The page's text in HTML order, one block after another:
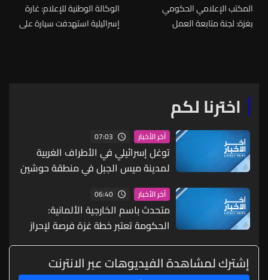
المكتب الإعلامي الحكومي
بغزة: لجنة متابعة العمل
الوكالة الوطنية للإعلام: غارة
إسرائيلية استهدفت سيارة على
اخترنا لكم
آخر الأخبار 07:03
توغل إسرائيلي في الأطراف الغربية
لمدينة ميس الجبل في منطقة حوشين
بالتزامن مع قصف مدفعي استهدف
أحد المنازل وترافق ذلك مع تمشيط
بالأسلحة الرشاشة فيما اندلع حريق
في المكان
آخر الأخبار 06:40
متحدث باسم الخارجية الألمانية:
الحكومة تعتبر خطة غزة فرصة لإحراز
تقدم نحو نزع سلاح حماس
إشترك لمشاهدة الفيديوهات عبر الانترنت